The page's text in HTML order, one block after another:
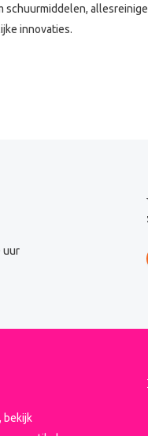
schuurmiddelen,
innovaties.
uur
bekijk